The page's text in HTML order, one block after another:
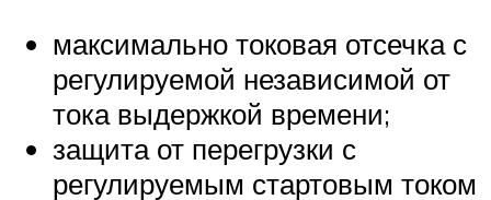
максимально токовая отсечка с
регулируемой независимой от
тока выдержкой времени;
защита от перегрузки с
регулируемым стартовым током